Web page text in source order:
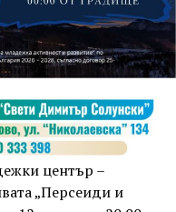
предвидили
тяло.
Йоанна Петрова
тонус с групова
ще има мозъчна
Вечерта ще
български
– в парка,
център –
„Персеиди и